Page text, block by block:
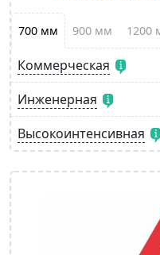
700 мм 900 мм 1200
Коммерческая
Инженерная
Высокоинтенсивная